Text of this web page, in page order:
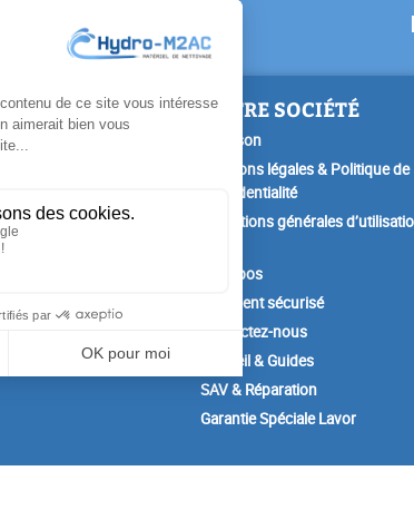
NOTRE SOCIÉTÉ
Livraison
Mentions légales & Politique de
Confidentialité
Conditions générales
A propos
Paiement sécurisé
Contactez-nous
Conseil & Guides
SAV & Réparation
Garantie Spéciale Lavor